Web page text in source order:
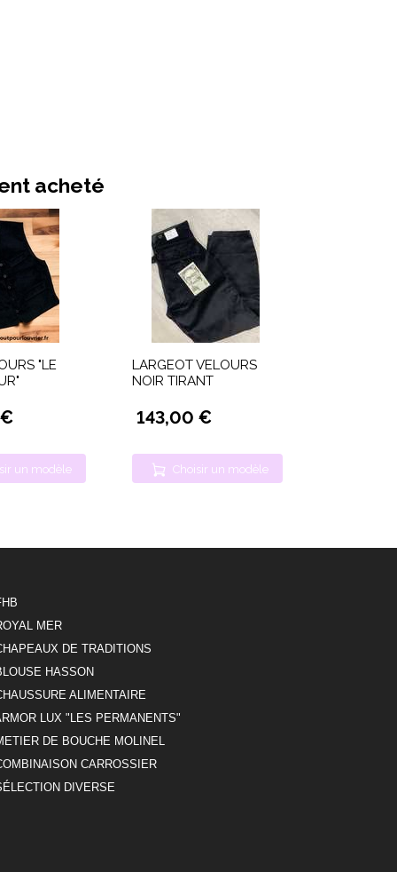
acheté
"LE
un modèle
LARGEOT VELOURS
NOIR TIRANT
143,00 €
Choisir un modèle
MER
DE TRADITIONS
HASSON
ALIMENTAIRE
LUX "LES PERMANENTS"
DE BOUCHE MOLINEL
CARROSSIER
DIVERSE